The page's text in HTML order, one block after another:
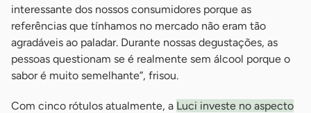
interessante dos nossos consumidores porque as
referências que tínhamos no mercado não eram tão
agradáveis ao paladar. Durante nossas degustações, as
pessoas questionam se é realmente sem álcool porque o
sabor é muito semelhante”, frisou.
Com cinco rótulos atualmente, a Luci investe no aspecto